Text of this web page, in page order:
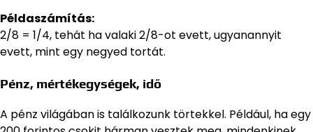
Példaszámítás:
2/8 = 1/4, tehát ha valaki 2/8-ot evett, ugyanannyit
evett, mint egy negyed tortát.
Pénz, mértékegységek, idő
A pénz világában is találkozunk törtekkel. Például, ha egy